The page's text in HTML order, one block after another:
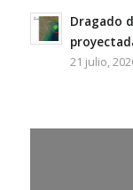
Dragado
21 julio,